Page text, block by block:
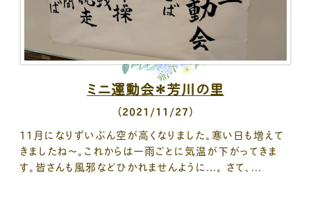
ミニ運動会＊芳川の里
（2021/11/27）
11月になりずいぶん空が高くなりました。寒い日も増えて
きましたね～。これからは一雨ごとに気温が下がってきま
す。皆さんも風邪などひかれませんように...。 さて、...